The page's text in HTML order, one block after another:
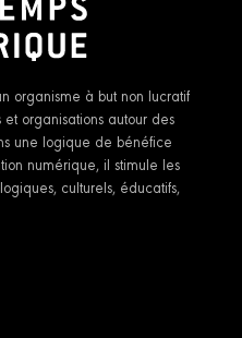
organisme à but non lucratif
organisations autour des
une logique de bénéfice
numérique, il stimule les
culturels, éducatifs,